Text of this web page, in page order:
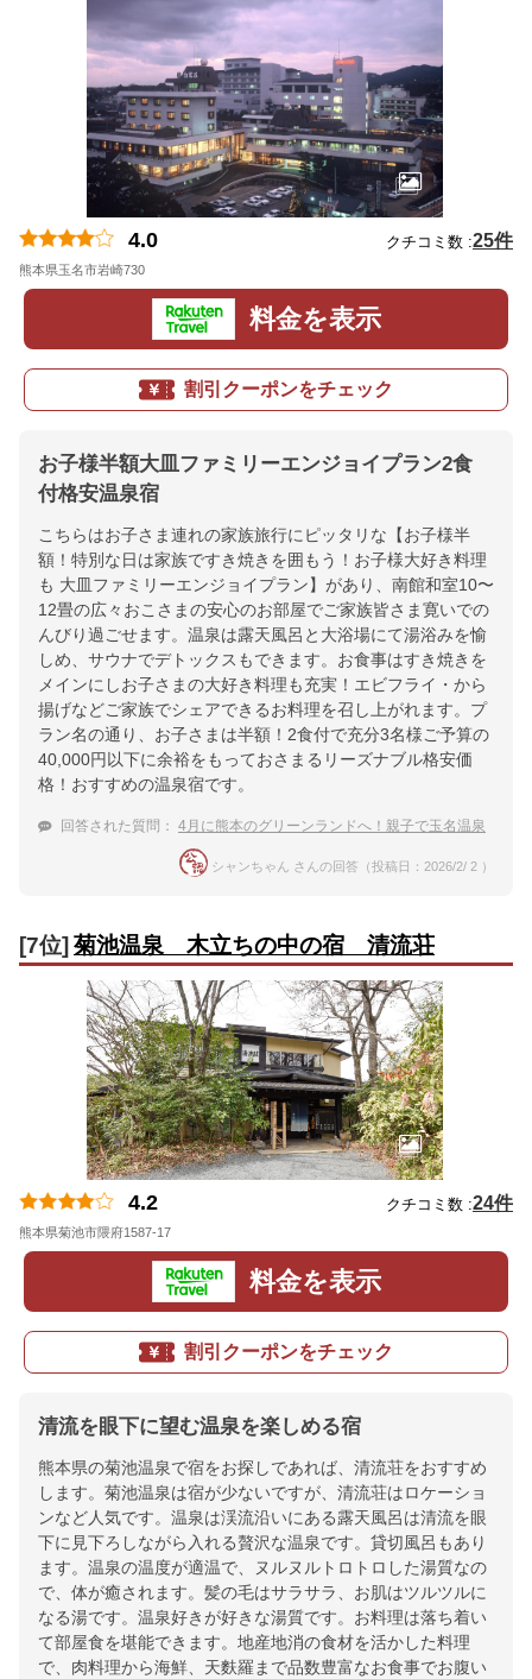
4.0 クチコミ数 :25件
熊本県玉名市岩崎730
料金を表示
割引クーポンをチェック
お子様半額大皿ファミリーエンジョイプラン2食
付格安温泉宿
こちらはお子さま連れの家族旅行にピッタリな【お子様半
額！特別な日は家族ですき焼きを囲もう！お子様大好き料理
も 大皿ファミリーエンジョイプラン】があり、南館和室10〜
12畳の広々おこさまの安心のお部屋でご家族皆さま寛いでの
んびり過ごせます。温泉は露天風呂と大浴場にて湯浴みを愉
しめ、サウナでデトックスもできます。お食事はすき焼きを
メインにしお子さまの大好き料理も充実！エビフライ・から
揚げなどご家族でシェアできるお料理を召し上がれます。プ
ラン名の通り、お子さまは半額！2食付で充分3名様ご予算の
40,000円以下に余裕をもっておさまるリーズナブル格安価
格！おすすめの温泉宿です。
回答された質問： 4月に熊本のグリーンランドへ！親子で玉名温泉
シャンちゃん さんの回答（投稿日：2026/2/ 2 ）
[7位]菊池温泉 木立ちの中の宿 清流荘
4.2 クチコミ数 :24件
熊本県菊池市隈府1587-17
料金を表示
割引クーポンをチェック
清流を眼下に望む温泉を楽しめる宿
熊本県の菊池温泉で宿をお探しであれば、清流荘をおすすめ
します。菊池温泉は宿が少ないですが、清流荘はロケーショ
ンなど人気です。温泉は渓流沿いにある露天風呂は清流を眼
下に見下ろしながら入れる贅沢な温泉です。貸切風呂もあり
ます。温泉の温度が適温で、ヌルヌルトロトロした湯質なの
で、体が癒されます。髪の毛はサラサラ、お肌はツルツルに
なる湯です。温泉好きが好きな湯質です。お料理は落ち着い
て部屋食を堪能できます。地産地消の食材を活かした料理
で、肉料理から海鮮、天麩羅まで品数豊富なお食事でお腹い